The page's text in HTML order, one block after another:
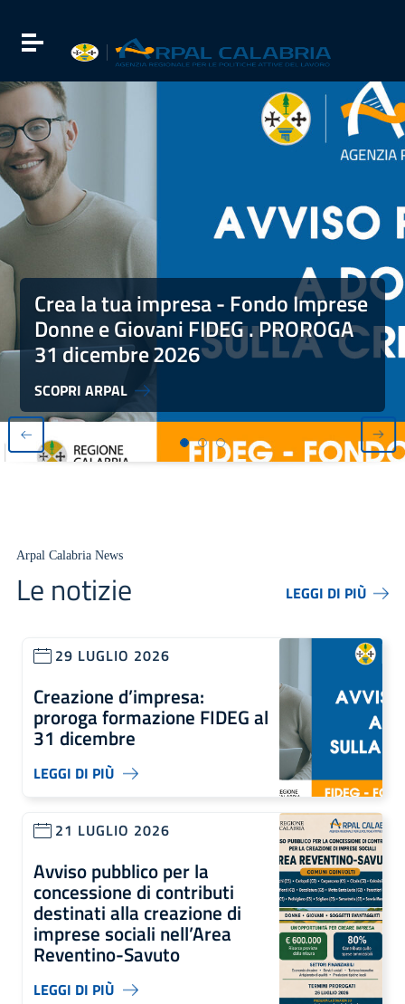
Vai al footer
Attiva / disattiva la navigazione
Crea la tua impresa - Fondo Imprese Donne e Giovani
Crea la tua impresa - Fondo Imprese
Donne e Giovani FIDEG . PROROGA
31 dicembre2026
SCOPRI ARPAL
Arpal Calabria News
Le notizie LEGGI DI PIÙ
29 LUGLIO 2026
Creazione d’impresa:
proroga formazione FIDEG al
31 dicembre
LEGGI DI PIÙ
21 LUGLIO 2026
Avviso pubblico per la
concessione di contributi
destinati alla creazione di
imprese sociali nell’Area
Reventino-Savuto
LEGGI DI PIÙ